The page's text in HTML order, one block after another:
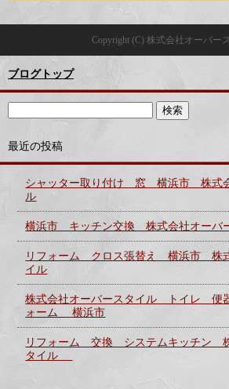
Copyright (C) 株式会社オーバー
ブログトップ
最近の投稿
シャッター取り付け 窓 横浜市 株式
ル
横浜市 キッチン交換 株式会社オーバ
リフォーム クロス張替え 横浜市 株
イル
株式会社オーバースタイル トイレ
ォーム 横浜市
リフォーム 交換 システムキッチン
タイル